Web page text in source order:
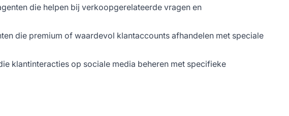
die helpen bij verkoopgerelateerde vragen en
die premium of waardevol klantaccounts afhandelen met speciale
klantinteracties op sociale media beheren met specifieke